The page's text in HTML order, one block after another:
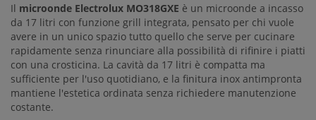
Il microonde Electrolux MO318GXE è un microonde a incasso
da 17 litri con funzione grill integrata, pensato per chi vuole
avere in un unico spazio tutto quello che serve per cucinare
rapidamente senza rinunciare alla possibilità di rifinire i piatti
con una crosticina. La cavità da 17 litri è compatta ma
sufficiente per l'uso quotidiano, e la finitura inox antimpronta
mantiene l'estetica ordinata senza richiedere manutenzione
costante.